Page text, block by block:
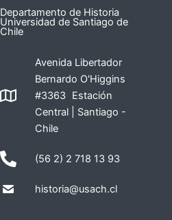
Departamento de Historia
Universidad de Santiago de
Chile
Avenida Libertador
Bernardo O'Higgins
#3363 Estación
Central | Santiago -
Chile
(56 2) 2 718 13 93
historia@usach.cl